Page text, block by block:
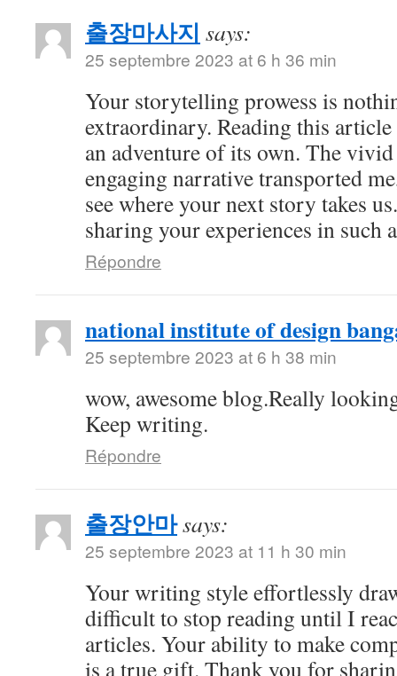
출장마사지 says:
25 septembre 2023 at 6 h 36 min
Your storytelling prowess is
extraordinary. Reading this
an adventure of its own. The
engaging narrative transported
see where your next story takes
sharing your experiences in such
Répondre
national institute of design
25 septembre 2023 at 6 h 38 min
wow, awesome blog.Really
Keep writing.
Répondre
출장안마says:
25 septembre 2023 at 11 h 30 min
Your writing style effortlessly
difficult to stop reading until I
articles. Your ability to make
is a true gift. Thank you for